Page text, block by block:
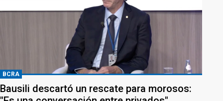
BCRA
Bausili descartó un rescate para morosos: